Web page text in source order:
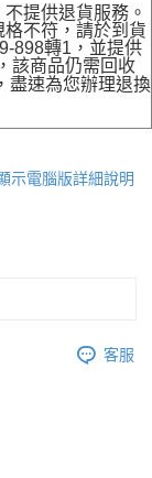
提供退貨服務。
不符，請於到貨
898轉1，並提供
，該商品仍需回收
盡速為您辦理退換
示電腦版詳細說明
客服